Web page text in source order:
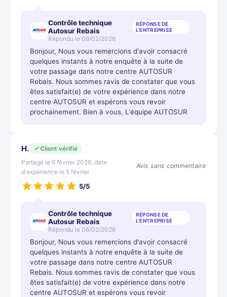
Contrôle technique
Autosur Rebais
RÉPONSE DE
L'ENTREPRISE
Répondu le 09/02/2026
Bonjour, Nous vous remercions d'avoir consacré
quelques instants à notre enquête à la suite de
votre passage dans notre centre AUTOSUR
Rebais. Nous sommes ravis de constater que vous
êtes satisfait(e) de votre expérience dans notre
centre AUTOSUR et espérons vous revoir
prochainement. Bien à vous, L'équipe AUTOSUR
H.
Client vérifié
Partagé le 6 février 2026, date
d'expérience le 5 février
Avis sans commentaire
5/5
Contrôle technique
Autosur Rebais
RÉPONSE DE
L'ENTREPRISE
Répondu le 06/02/2026
Bonjour, Nous vous remercions d'avoir consacré
quelques instants à notre enquête à la suite de
votre passage dans notre centre AUTOSUR
Rebais. Nous sommes ravis de constater que vous
êtes satisfait(e) de votre expérience dans notre
centre AUTOSUR et espérons vous revoir